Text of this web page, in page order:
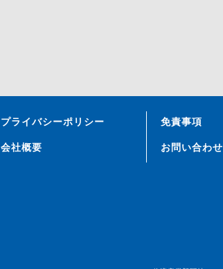
プライバシーポリシー 免責事項
会社概要 お問い合わせ